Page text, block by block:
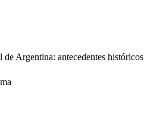
Argentina: antecedentes históricos